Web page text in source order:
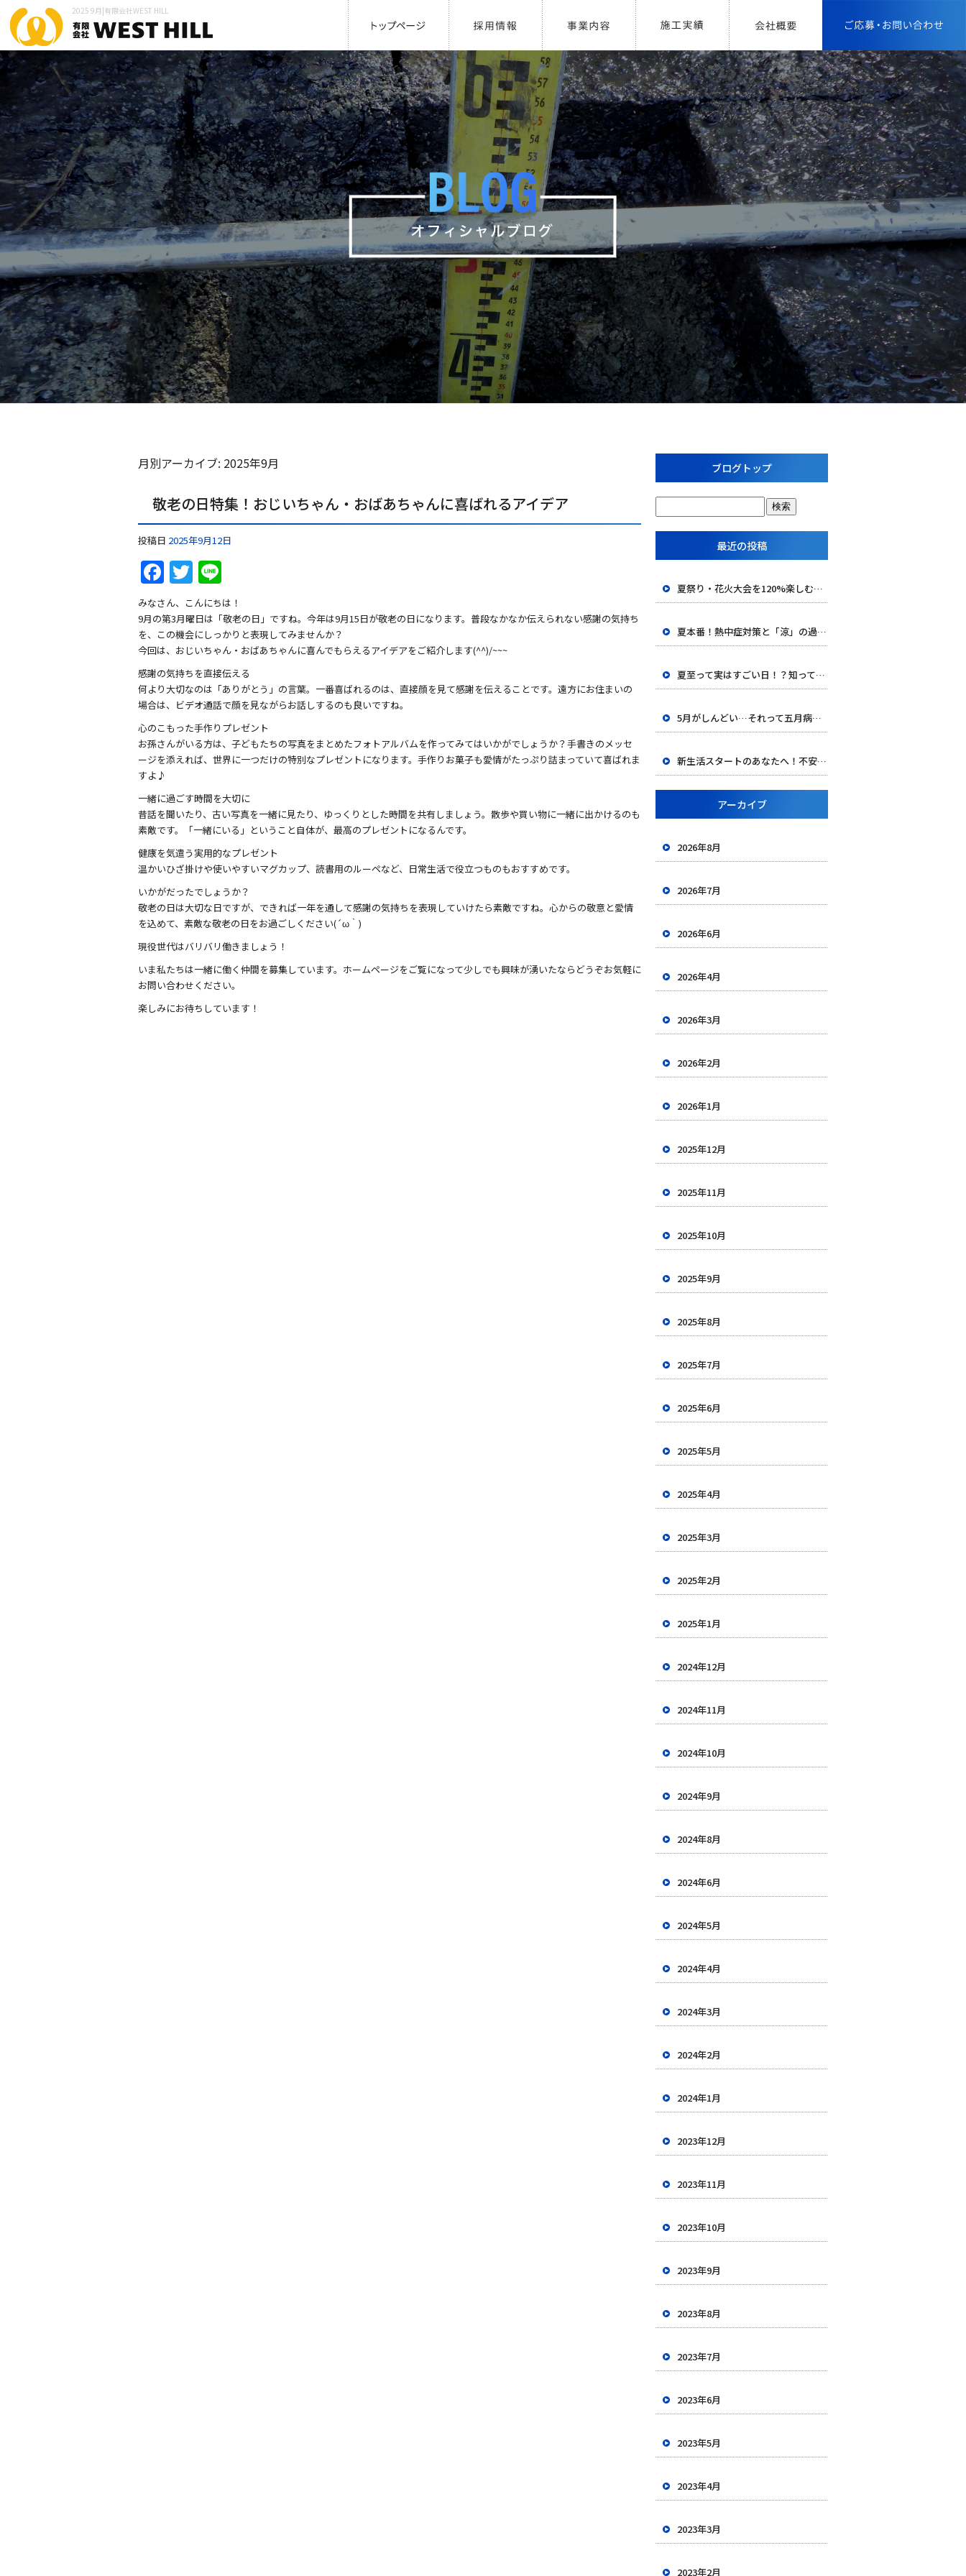
2025 9月|有限会社WEST HILL
月別アーカイブ: 2025年9月
敬老の日特集！おじいちゃん・おばあちゃんに喜ばれるアイデア
投稿日 2025年9月12日
F
a
c
e
b
o
o
k
T
w
itt
er
n
e
みなさん、こんにちは！
9月の第3月曜日は「敬老の日」ですね。今年は9月15日が敬老の日になります。普段なかなか伝えられない感謝の気持ち
を、この機会にしっかりと表現してみませんか？
今回は、おじいちゃん・おばあちゃんに喜んでもらえるアイデアをご紹介します(^^)/~~~
感謝の気持ちを直接伝える
何より大切なのは「ありがとう」の言葉。一番喜ばれるのは、直接顔を見て感謝を伝えることです。遠方にお住まいの
場合は、ビデオ通話で顔を見ながらお話しするのも良いですね。
心のこもった手作りプレゼント
お孫さんがいる方は、子どもたちの写真をまとめたフォトアルバムを作ってみてはいかがでしょうか？手書きのメッセ
ージを添えれば、世界に一つだけの特別なプレゼントになります。手作りお菓子も愛情がたっぷり詰まっていて喜ばれま
すよ♪
一緒に過ごす時間を大切に
昔話を聞いたり、古い写真を一緒に見たり、ゆっくりとした時間を共有しましょう。散歩や買い物に一緒に出かけるのも
素敵です。「一緒にいる」ということ自体が、最高のプレゼントになるんです。
健康を気遣う実用的なプレゼント
温かいひざ掛けや使いやすいマグカップ、読書用のルーペなど、日常生活で役立つものもおすすめです。
いかがだったでしょうか？
敬老の日は大切な日ですが、できれば一年を通して感謝の気持ちを表現していけたら素敵ですね。心からの敬意と愛情
を込めて、素敵な敬老の日をお過ごしください(´ω｀)
現役世代はバリバリ働きましょう！
いま私たちは一緒に働く仲間を募集しています。ホームページをご覧になって少しでも興味が湧いたならどうぞお気軽に
お問い合わせください。
楽しみにお待ちしています！
ブログトップ
最近の投稿
夏祭り・花火大会を120%楽しむための豆知識＆浴衣術！
夏本番！熱中症対策と「涼」の過ごし方で夏を乗り切ろう
夏至って実はすごい日！？知って得する豆知識と長い一日の楽しみ方
5月がしんどい…それって五月病かも？
新生活スタートのあなたへ！不安を自信に変える、新しい環境での過ごし方
アーカイブ
2026年8月
2026年7月
2026年6月
2026年4月
2026年3月
2026年2月
2026年1月
2025年12月
2025年11月
2025年10月
2025年9月
2025年8月
2025年7月
2025年6月
2025年5月
2025年4月
2025年3月
2025年2月
2025年1月
2024年12月
2024年11月
2024年10月
2024年9月
2024年8月
2024年6月
2024年5月
2024年4月
2024年3月
2024年2月
2024年1月
2023年12月
2023年11月
2023年10月
2023年9月
2023年8月
2023年7月
2023年6月
2023年5月
2023年4月
2023年3月
2023年2月